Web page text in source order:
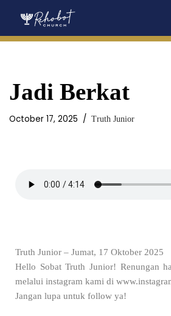
Jadi Berkat
October 17, 2025 Truth Junior
Truth Junior – Jumat, 17 Oktober 2025
Hello Sobat Truth Junior! Renungan
melalui instagram kami di
Jangan lupa untuk follow ya!